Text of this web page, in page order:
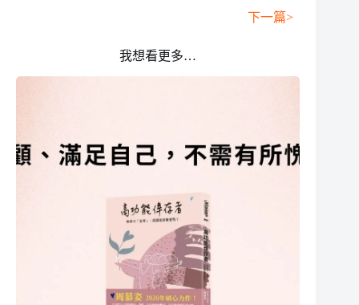
下一篇>
我想看更多…